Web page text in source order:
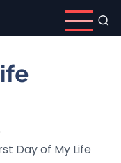
Day of My Life